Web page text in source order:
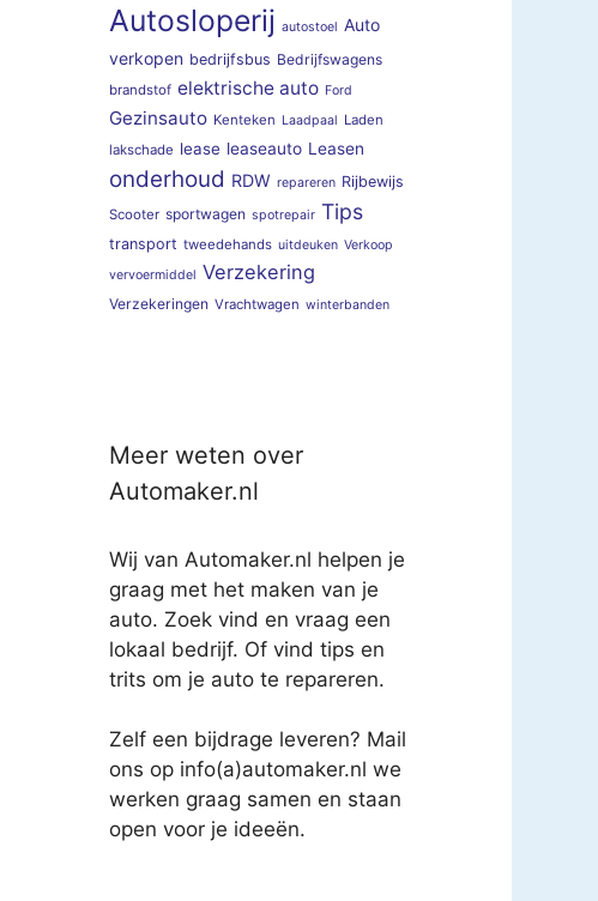
Autosloperij autostoel Auto
verkopen bedrijfsbus Bedrijfswagens
brandstof elektrische auto Ford
Gezinsauto Kenteken Laadpaal Laden
lakschade lease leaseauto Leasen
onderhoud RDW repareren Rijbewijs
Scooter sportwagen spotrepair Tips
transport tweedehands uitdeuken Verkoop
vervoermiddel Verzekering
Verzekeringen Vrachtwagen winterbanden
Meer weten over
Automaker.nl
Wij van Automaker.nl helpen je
graag met het maken van je
auto. Zoek vind en vraag een
lokaal bedrijf. Of vind tips en
trits om je auto te repareren.
Zelf een bijdrage leveren? Mail
ons op info(a)automaker.nl we
werken graag samen en staan
open voor je ideeën.